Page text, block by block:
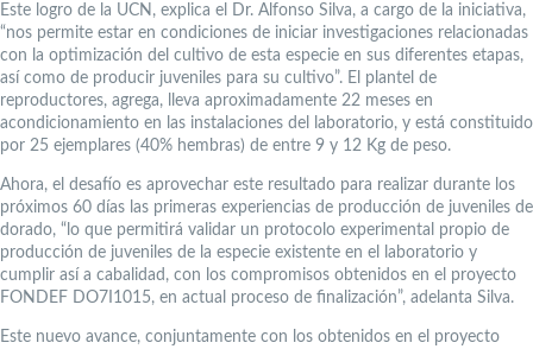
Este logro de la UCN, explica el Dr. Alfonso Silva, a cargo de la iniciativa,
“nos permite estar en condiciones de iniciar investigaciones relacionadas
con la optimización del cultivo de esta especie en sus diferentes etapas,
así como de producir juveniles para su cultivo”. El plantel de
reproductores, agrega, lleva aproximadamente 22 meses en
acondicionamiento en las instalaciones del laboratorio, y está constituido
por 25 ejemplares (40% hembras) de entre 9 y 12 Kg de peso.
Ahora, el desafío es aprovechar este resultado para realizar durante los
próximos 60 días las primeras experiencias de producción de juveniles de
dorado, “lo que permitirá validar un protocolo experimental propio de
producción de juveniles de la especie existente en el laboratorio y
cumplir así a cabalidad, con los compromisos obtenidos en el proyecto
FONDEF DO7I1015, en actual proceso de finalización”, adelanta Silva.
Este nuevo avance, conjuntamente con los obtenidos en el proyecto